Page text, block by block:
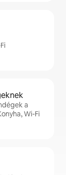
a
Wi-Fi